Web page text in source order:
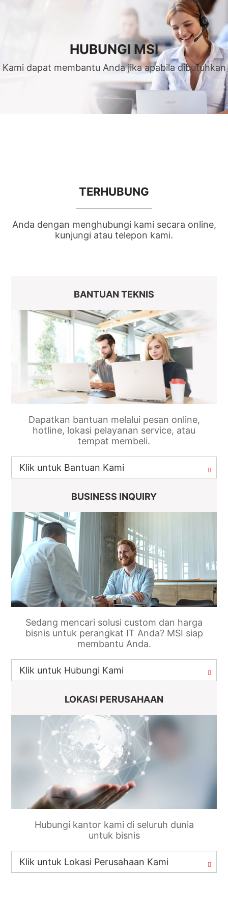
HUBUNGI MSI
Kami dapat membantu Anda jika apabila dibutuhkan
TERHUBUNG
Anda dengan menghubungi kami secara online,
kunjungi atau telepon kami.
BANTUAN TEKNIS
Dapatkan bantuan melalui pesan online,
hotline, lokasi pelayanan service, atau
tempat membeli.
Klik untuk Bantuan Kami
BUSINESS INQUIRY
Sedang mencari solusi custom dan harga
bisnis untuk perangkat IT Anda? MSI siap
membantu Anda.
Klik untuk Hubungi Kami
LOKASI PERUSAHAAN
Hubungi kantor kami di seluruh dunia
untuk bisnis
Klik untuk Lokasi Perusahaan Kami